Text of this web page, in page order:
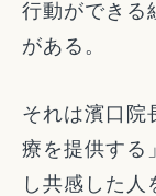
行動ができる
がある。
それは濱口院
療を提供する
し共感した